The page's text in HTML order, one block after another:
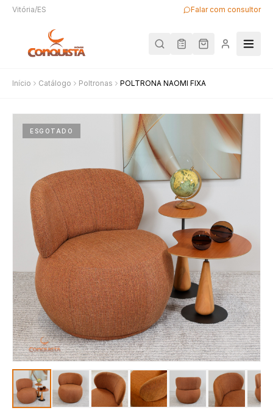
Vitória/ES Falar com consultor
Início Catálogo Poltronas POLTRONA NAOMI FIXA
ESGOTADO